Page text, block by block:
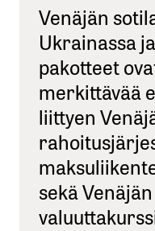
Venäjän
Ukrainassa
pakotteet
merkittävää
liittyen
sekä